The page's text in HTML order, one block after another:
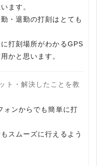
ます。
・退勤の打刻はとても
打刻場所がわかるGPS
かと思います。
ト・解決したことを教
ォンからでも簡単に打
スムーズに行えるよう